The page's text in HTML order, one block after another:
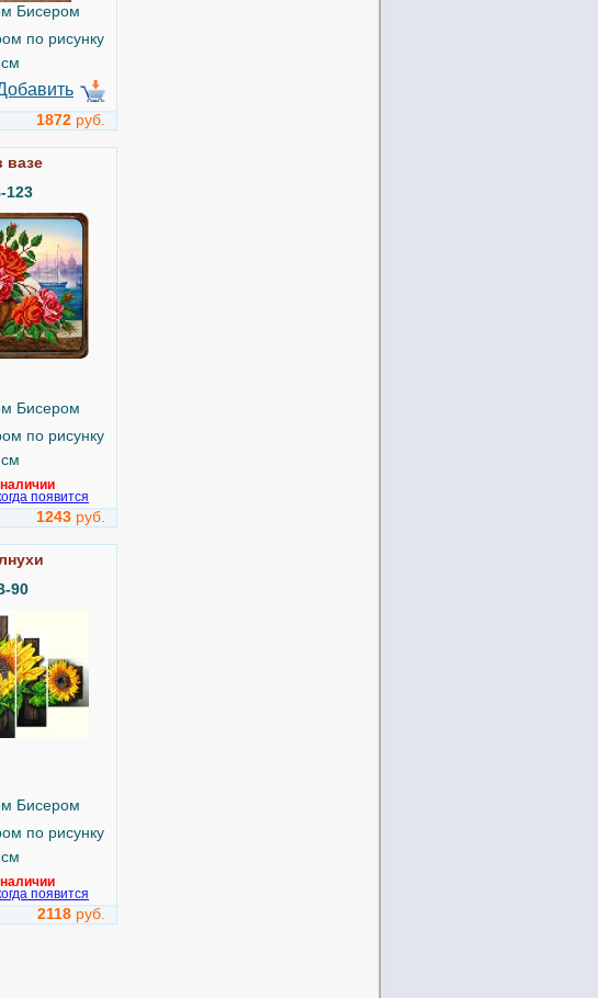
Бисером
по рисунку
1872 руб.
вазе
123
Бисером
по рисунку
появится
1243 руб.
90
Бисером
по рисунку
появится
2118 руб.